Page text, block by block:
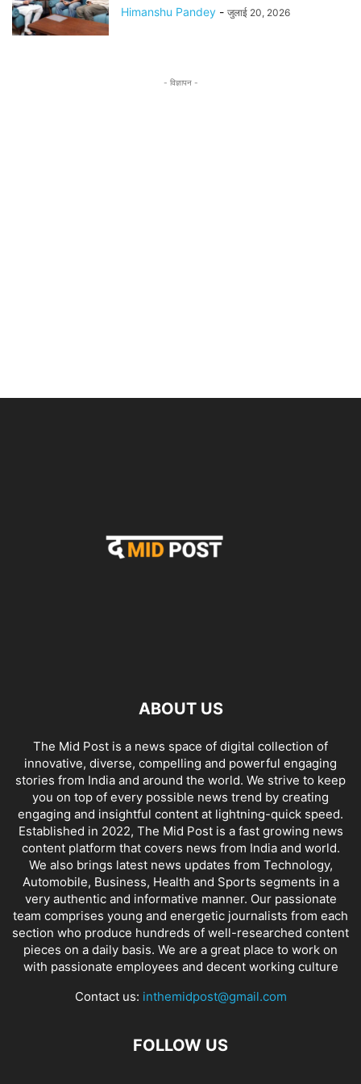
Himanshu Pandey - जुलाई 20, 2026
- विज्ञापन -
ABOUT US
The Mid Post is a news space of digital collection of
innovative, diverse, compelling and powerful engaging
stories from India and around the world. We strive to keep
you on top of every possible news trend by creating
engaging and insightful content at lightning-quick speed.
Established in 2022, The Mid Post is a fast growing news
content platform that covers news from India and world.
We also brings latest news updates from Technology,
Automobile, Business, Health and Sports segments in a
very authentic and informative manner. Our passionate
team comprises young and energetic journalists from each
section who produce hundreds of well-researched content
pieces on a daily basis. We are a great place to work on
with passionate employees and decent working culture
Contact us: inthemidpost@gmail.com
FOLLOW US